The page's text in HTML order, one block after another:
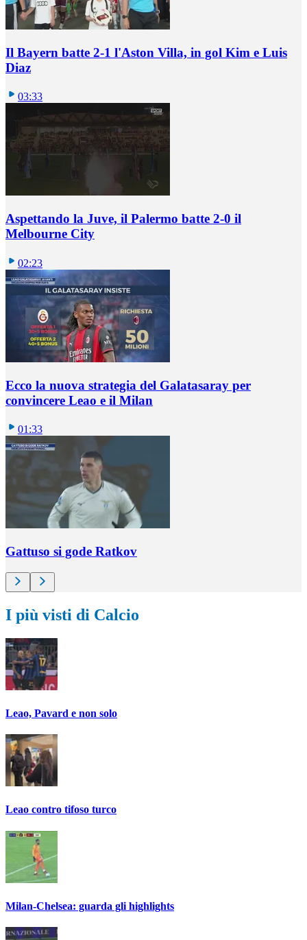
Il Bayern batte 2-1 l'Aston Villa, in gol Kim e Luis
Diaz
03:33
Aspettando la Juve, il Palermo batte 2-0 il
Melbourne City
02:23
Ecco la nuova strategia del Galatasaray per
convincere Leao e il Milan
01:33
Gattuso si gode Ratkov
I più visti di Calcio
Leao, Pavard e non solo
Leao contro tifoso turco
Milan-Chelsea: guarda gli highlights